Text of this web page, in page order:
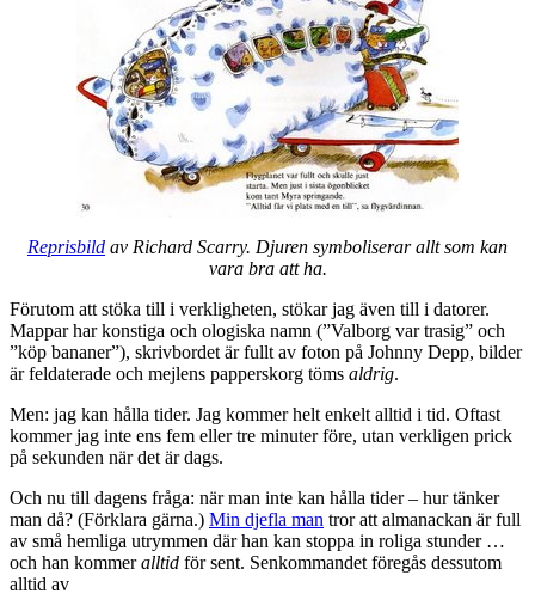
Reprisbild av Richard Scarry. Djuren symboliserar allt som kan
vara bra att ha.
Förutom att stöka till i verkligheten, stökar jag även till i datorer.
Mappar har konstiga och ologiska namn (”Valborg var trasig” och
”köp bananer”), skrivbordet är fullt av foton på Johnny Depp, bilder
är feldaterade och mejlens papperskorg töms aldrig.
Men: jag kan hålla tider. Jag kommer helt enkelt alltid i tid. Oftast
kommer jag inte ens fem eller tre minuter före, utan verkligen prick
på sekunden när det är dags.
Och nu till dagens fråga: när man inte kan hålla tider – hur tänker
man då? (Förklara gärna.) Min djefla man tror att almanackan är full
av små hemliga utrymmen där han kan stoppa in roliga stunder …
och han kommeralltid för sent. Senkommandet föregås dessutom
alltid av